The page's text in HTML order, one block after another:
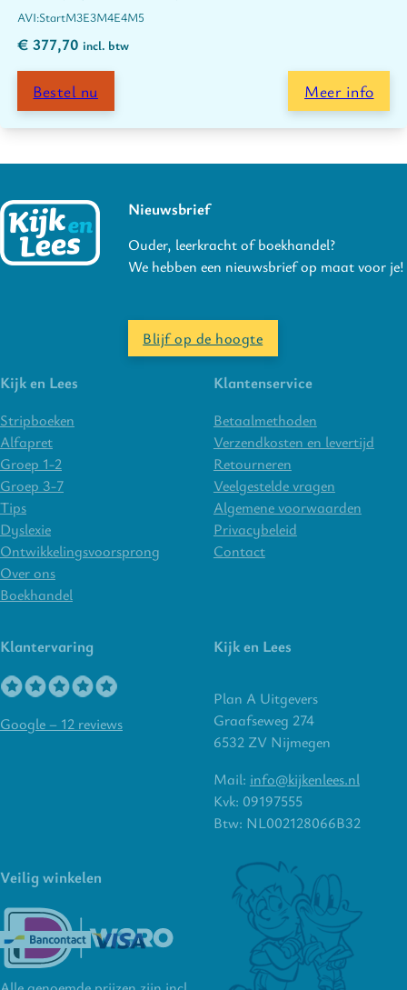
StartM3E3M4E4M5
€ 377,70 incl. btw
Bestel nu Meer info
Nieuwsbrief
Ouder, leerkracht of boekhandel?
We hebben een nieuwsbrief op maat voor je!
Blijf op de hoogte
Kijk en Lees
Stripboeken
Alfapret
Groep 1-2
Groep 3-7
Tips
Dyslexie
Ontwikkelingsvoorsprong
Over ons
Boekhandel
Klantenservice
Betaalmethoden
Verzendkosten en levertijd
Retourneren
Veelgestelde vragen
Algemene voorwaarden
Privacybeleid
Contact
Klantervaring
Google – 12 reviews
Kijk en Lees
Plan A Uitgevers
Graafseweg 274
6532 ZV Nijmegen
Mail: info@kijkenlees.nl
Kvk: 09197555
Btw: NL002128066B32
Veilig winkelen